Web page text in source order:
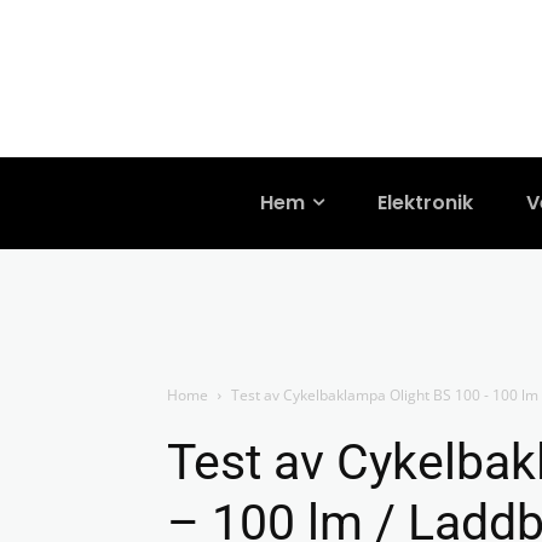
Hem Elektronik
Home Test av Cykelbaklampa Olight BS 100 - 100
Test av
– 100 lm /